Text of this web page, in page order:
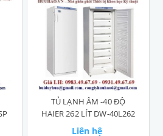
TỦ LẠNH ÂM -40 ĐỘ
HAIER 262 LÍT DW-40L262
Liên hệ